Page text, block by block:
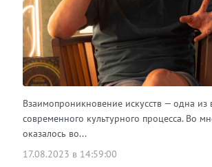
Взаимопроникновение искусств — одна
современного культурного процесса. Во
оказалось во...
17.08.2023 в 14:59:00